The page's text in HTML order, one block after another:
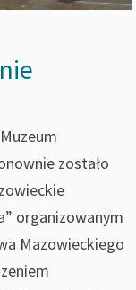
zostało
organizowanym
Mazowieckiego